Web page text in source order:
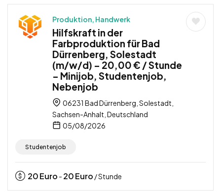
Produktion, Handwerk
Hilfskraft in der
Farbproduktion für Bad
Dürrenberg, Solestadt
(m/w/d) – 20,00 € / Stunde
– Minijob, Studentenjob,
Nebenjob
06231 Bad Dürrenberg, Solestadt,
Sachsen-Anhalt, Deutschland
05/08/2026
Studentenjob
20Euro - 20Euro / Stunde